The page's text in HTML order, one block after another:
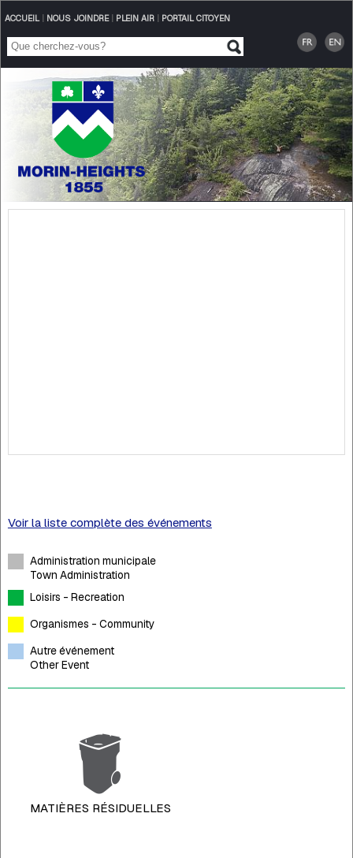
ACCUEIL| NOUS JOINDRE| PLEIN AIR| PORTAIL CITOYEN
Voir la liste complète des événements
Administration municipale
Town Administration
Loisirs - Recreation
Organismes - Community
Autre événement
Other Event
MATIÈRES RÉSIDUELLES